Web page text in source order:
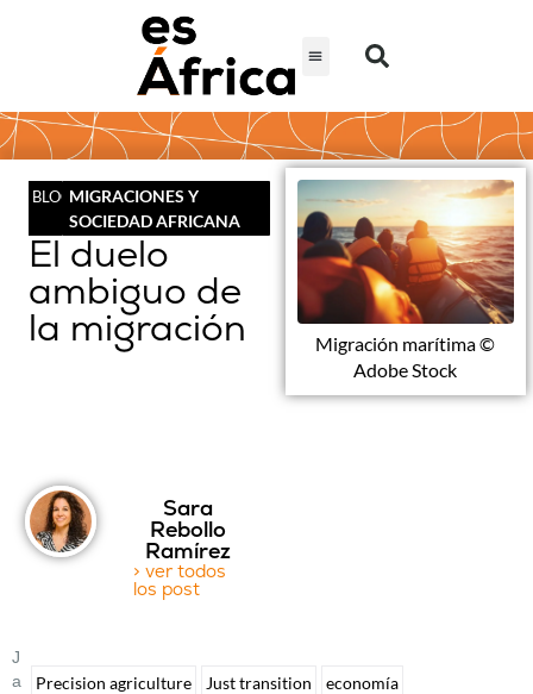
BLOGMIGRACIONES Y
SOCIEDAD AFRICANA
El duelo
ambiguo de
la migración
Migración marítima ©
Adobe Stock
Sara
Rebollo
Ramírez
> ver todos
los post
J
A
Precision agriculture Just transition
economía